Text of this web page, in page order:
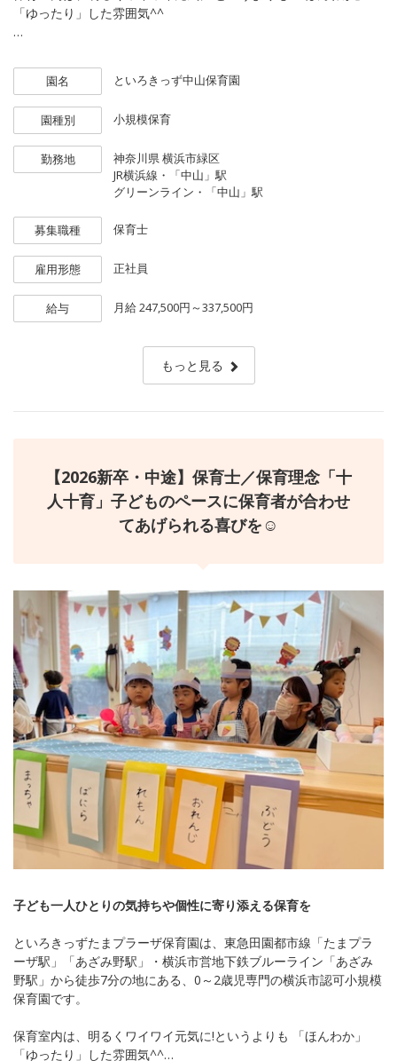
「ゆったり」した雰囲気^^
集団を動かすような大人主導の保育に子どもを合わせさせるので
はなく、私たちが子ども側に合わせる「子ども一人ひとり主体」
の保育を大切にしています。
このたび、アットホームな園の雰囲気の中で子どもたち一人ひと
りの成長に心で寄り添ってくれる正社員保育士さんを、次年度に
向けて新たに募集します。
（2026新卒または中途、未経験可）
✧一人ひとりの園児に寄り添った子ども主体の保育
✧20代〜60代の幅広い年代が活躍中！
✧保育室内も職員間も、「ほんわか」「ゆったり」した雰囲気^^
✧保育園実務が未経験の方も安心して働ける職場です☆
✧国の配置基準＋1〜2名を基本とした余裕をもった体制運営
園名 といろきっず中山保育園
園種別 小規模保育
勤務地 神奈川県横浜市緑区
JR横浜線・「中山」駅
グリーンライン・「中山」駅
募集職種 保育士
雇用形態 正社員
給与 月給247,500円～337,500円
もっと見る
【2026新卒・中途】保育士／保育理念「十
人十育」子どものペースに保育者が合わせ
てあげられる喜びを☺
子ども一人ひとりの気持ちや個性に寄り添える保育を
といろきっずたまプラーザ保育園は、東急田園都市線「たまプラ
ーザ駅」「あざみ野駅」・横浜市営地下鉄ブルーライン「あざみ
野駅」から徒歩7分の地にある、0～2歳児専門の横浜市認可小規模
保育園です。
保育室内は、明るくワイワイ元気に!というよりも 「ほんわか」
「ゆったり」した雰囲気^^